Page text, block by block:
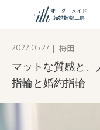
オーダーメイド
結婚指輪工房
メイド
リー
2022.05.27 梅田
マットな質感と
指輪と婚約指輪